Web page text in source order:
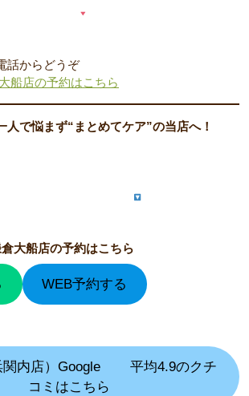
話からどうぞ
船店の予約はこちら
人で悩まず“まとめてケア”の当店へ！
大船店の予約はこちら
WEB予約する
内店）Google
平均4.9のクチ
コミはこちら